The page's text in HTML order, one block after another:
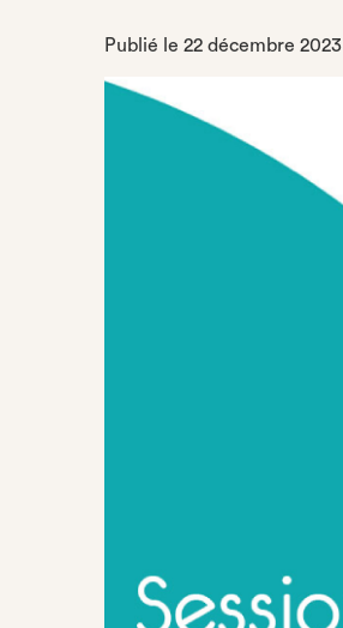
Publié le 22 décembre 2023